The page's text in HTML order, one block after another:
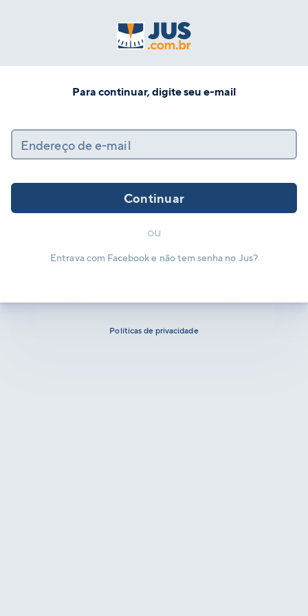
Para continuar, digite seu e-mail
Endereço de e-mail
Continuar
ou
Entrava com Facebook e não tem senha no Jus?
Políticas de privacidade